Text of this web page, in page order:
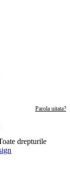
Parola uitata?
drepturile